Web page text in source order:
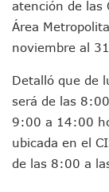
atención de las
Área
noviembre al
Detalló que de
será de las
9:00 a 14:00
ubicada en el
de las 8:00 a